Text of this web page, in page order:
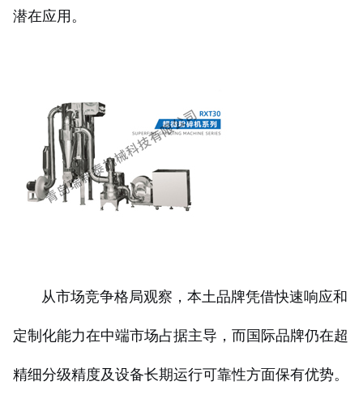
潜在应用。
从市场竞争格局观察，本土品牌凭借快速响应和
定制化能力在中端市场占据主导，而国际品牌仍在超
精细分级精度及设备长期运行可靠性方面保有优势。